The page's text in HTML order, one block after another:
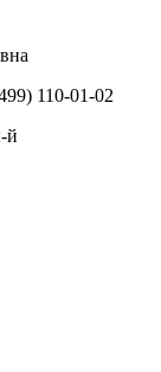
110-01-02
й